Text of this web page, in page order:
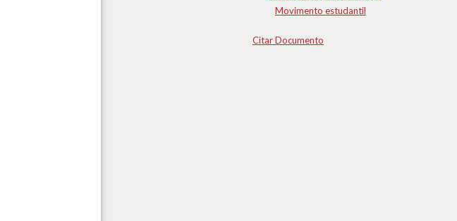
Movimento estudantil
Citar Documento